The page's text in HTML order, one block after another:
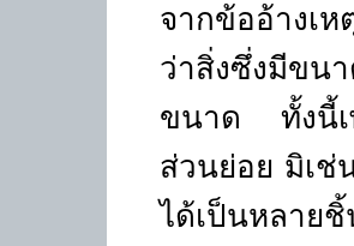
จากข้ออ้างเ
ว่าสิ่งซึ่งมีขน
ขนาด ทั้งนี้เ
ส่วนย่อย มิเช่
ได้เป็นหลาย